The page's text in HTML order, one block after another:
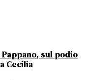
sul podio
Cecilia